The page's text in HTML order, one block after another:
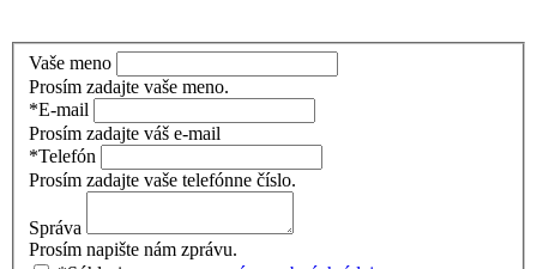
Vaše meno
Prosím zadajte vaše meno.
*E-mail
Prosím zadajte váš e-mail
*Telefón
Prosím zadajte vaše telefónne číslo.
Správa
Prosím napište nám zprávu.